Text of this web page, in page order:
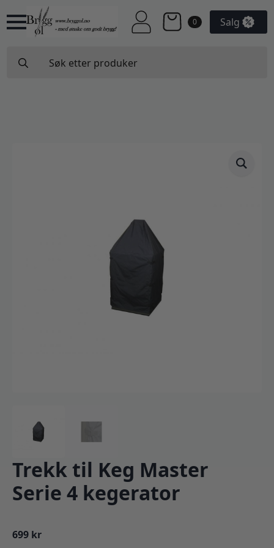
0 Salg
for:
Trekk til Keg Master
Serie 4 kegerator
699 kr